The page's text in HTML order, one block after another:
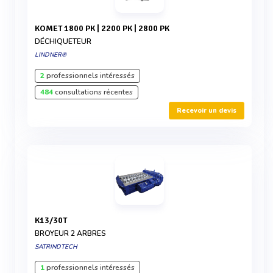
KOMET 1800 PK | 2200 PK | 2800 PK
DÉCHIQUETEUR
LINDNER®
2professionnels intéressés
484consultations récentes
Recevoir un devis
K13/30T
BROYEUR 2 ARBRES
SATRINDTECH
1professionnels intéressés